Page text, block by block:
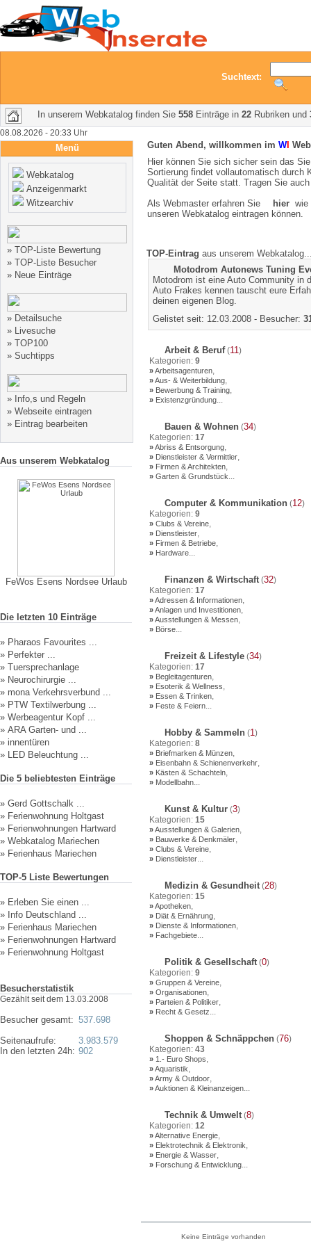
Suchtext:
In unserem Webkatalog finden Sie 558 Einträge in 22 Rubriken und
08.08.2026 - 20:33 Uhr
Menü
Webkatalog
Anzeigenmarkt
Witzearchiv
» TOP-Liste Bewertung
» TOP-Liste Besucher
» Neue Einträge
» Detailsuche
» Livesuche
» TOP100
» Suchtipps
» Info,s und Regeln
» Webseite eintragen
» Eintrag bearbeiten
Aus unserem Webkatalog
FeWos Esens Nordsee Urlaub
Die letzten 10 Einträge
» Pharaos Favourites ...
» Perfekter ...
» Tuersprechanlage
» Neurochirurgie ...
» mona Verkehrsverbund ...
» PTW Textilwerbung ...
» Werbeagentur Kopf ...
» ARA Garten- und ...
» innentüren
» LED Beleuchtung ...
Die 5 beliebtesten Einträge
» Gerd Gottschalk ...
» Ferienwohnung Holtgast
» Ferienwohnungen Hartward
» Webkatalog Mariechen
» Ferienhaus Mariechen
TOP-5 Liste Bewertungen
» Erleben Sie einen ...
» Info Deutschland ...
» Ferienhaus Mariechen
» Ferienwohnungen Hartward
» Ferienwohnung Holtgast
Besucherstatistik
Gezählt seit dem 13.03.2008
Besucher gesamt:
Seitenaufrufe:
In den letzten 24h:
537.698
3.983.579
902
Guten Abend, willkommen im WI
Hier können Sie sich sicher sein das
Sortierung findet vollautomatisch durch
Qualität der Seite statt. Tragen Sie
Als Webmaster erfahren Sie
hier wie
unseren Webkatalog eintragen können.
TOP-Eintrag aus unserem
Motodrom Autonews Tuning
Motodrom ist eine Auto Community in
Auto Frakes kennen tauscht eure
deinen eigenen Blog.
Gelistet seit: 12.03.2008 - Besucher:
Arbeit & Beruf(11)
Kategorien: 9
»Arbeitsagenturen,
»Aus- & Weiterbildung,
» Bewerbung & Training,
» Existenzgründung...
Bauen & Wohnen (34)
Kategorien: 17
»Abriss & Entsorgung,
» Dienstleister & Vermittler,
» Firmen & Architekten,
» Garten & Grundstück...
Computer & Kommunikation (12)
Kategorien: 9
» Clubs & Vereine,
» Dienstleister,
» Firmen & Betriebe,
» Hardware...
Finanzen & Wirtschaft(32)
Kategorien: 17
»Adressen & Informationen,
»Anlagen und Investitionen,
»Ausstellungen & Messen,
» Börse...
Freizeit & Lifestyle (34)
Kategorien: 17
» Begleitagenturen,
» Esoterik & Wellness,
» Essen & Trinken,
» Feste & Feiern...
Hobby & Sammeln (1)
Kategorien: 8
» Briefmarken & Münzen,
» Eisenbahn & Schienenverkehr,
» Kästen & Schachteln,
» Modellbahn...
Kunst & Kultur (3)
Kategorien: 15
»Ausstellungen & Galerien,
» Bauwerke & Denkmäler,
» Clubs & Vereine,
» Dienstleister...
Medizin & Gesundheit(28)
Kategorien: 15
»Apotheken,
» Diät & Ernährung,
» Dienste & Informationen,
» Fachgebiete...
Politik & Gesellschaft(0)
Kategorien: 9
» Gruppen & Vereine,
» Organisationen,
» Parteien & Politiker,
» Recht & Gesetz...
Shoppen & Schnäppchen (76)
Kategorien: 43
» 1.- Euro Shops,
»Aquaristik,
»Army & Outdoor,
»Auktionen & Kleinanzeigen...
Technik & Umwelt(8)
Kategorien: 12
»Alternative Energie,
» Elektrotechnik & Elektronik,
» Energie & Wasser,
» Forschung & Entwicklung...
Keine Einträge vorhanden